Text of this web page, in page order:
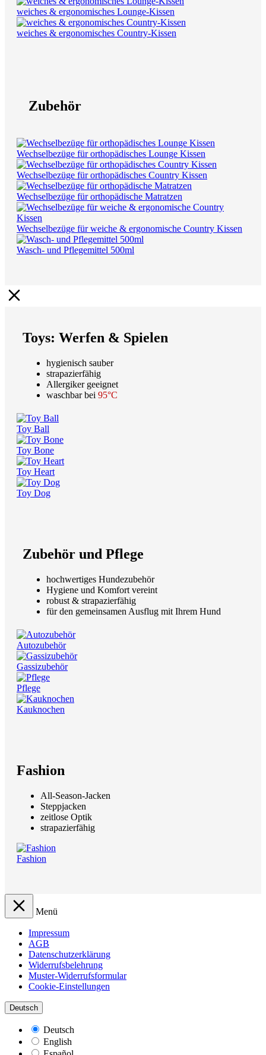
weiches & ergonomisches Lounge-Kissen
weiches & ergonomisches Country-Kissen
Zubehör
Wechselbezüge für orthopädisches Lounge Kissen
Wechselbezüge für orthopädisches Country Kissen
Wechselbezüge für orthopädische Matratzen
Wechselbezüge für weiche & ergonomische Country Kissen
Wasch- und Pflegemittel 500ml
Toys: Werfen & Spielen
hygienisch sauber
strapazierfähig
Allergiker geeignet
waschbar bei 95°C
Toy Ball
Toy Bone
Toy Heart
Toy Dog
Zubehör und Pflege
hochwertiges Hundezubehör
Hygiene und Komfort vereint
robust & strapazierfähig
für den gemeinsamen Ausflug mit Ihrem Hund
Autozubehör
Gassizubehör
Pflege
Kauknochen
Fashion
All-Season-Jacken
Steppjacken
zeitlose Optik
strapazierfähig
Fashion
Menü
Impressum
AGB
Datenschutzerklärung
Widerrufsbelehrung
Muster-Widerrufsformular
Cookie-Einstellungen
Deutsch
Deutsch
English